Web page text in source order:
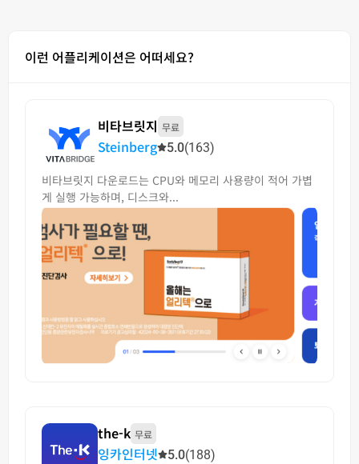
이런 어플리케이션은 어떠세요?
비타브릿지 무료
Steinberg 5.0(163)
비타브릿지 다운로드는 CPU와 메모리 사용량이 적어 가볍
게 실행 가능하며, 디스크와...
the-k 무료
잉카인터넷 5.0(188)